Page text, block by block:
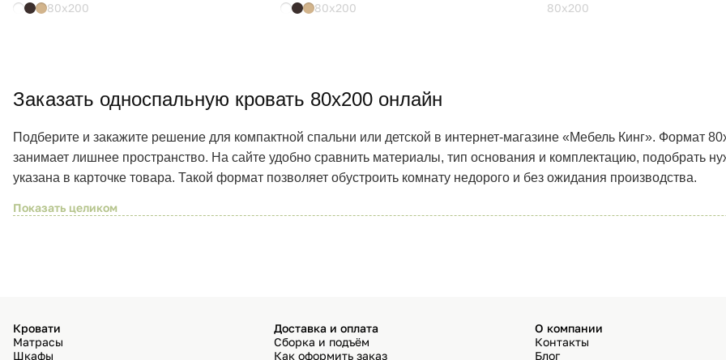
80x200 80x200 80х200
Заказать односпальную кровать 80х200 онлайн
Подберите и закажите решение для компактной спальни или детской в интернет-магазине «Мебель Кинг». Формат
занимает лишнее пространство. На сайте удобно сравнить материалы, тип основания и комплектацию, подобрать
указана в карточке товара. Такой формат позволяет обустроить комнату недорого и без ожидания производства.
Кровати
Матрасы
Шкафы
Доставка и оплата
Сборка и подъём
Как оформить заказ
О компании
Контакты
Блог